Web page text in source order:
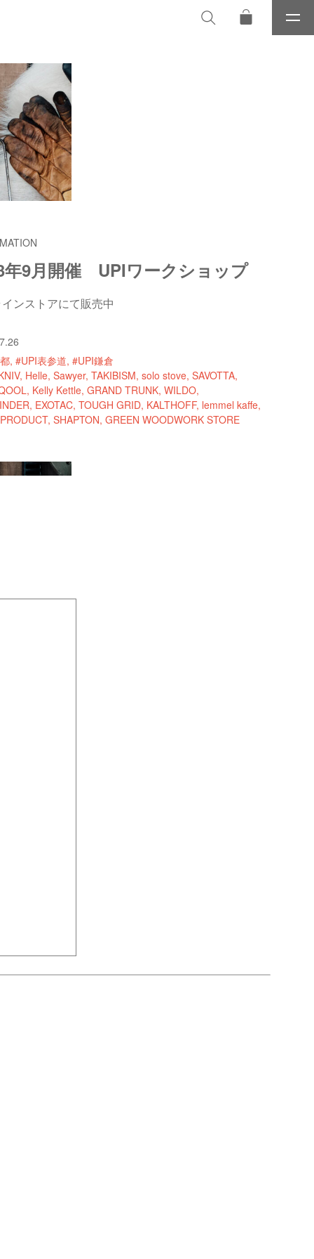
メ
ニ
年9月開催 UPIワークショップ
ンストアにて販売中
#UPI表参道 #UPI鎌倉
Helle Sawyer TAKIBISM solo stove SAVOTTA
Kelly Kettle GRAND TRUNK WILDO
EXOTAC TOUGH GRID KALTHOFF lemmel kaffe
SHAPTON GREEN WOODWORK STORE